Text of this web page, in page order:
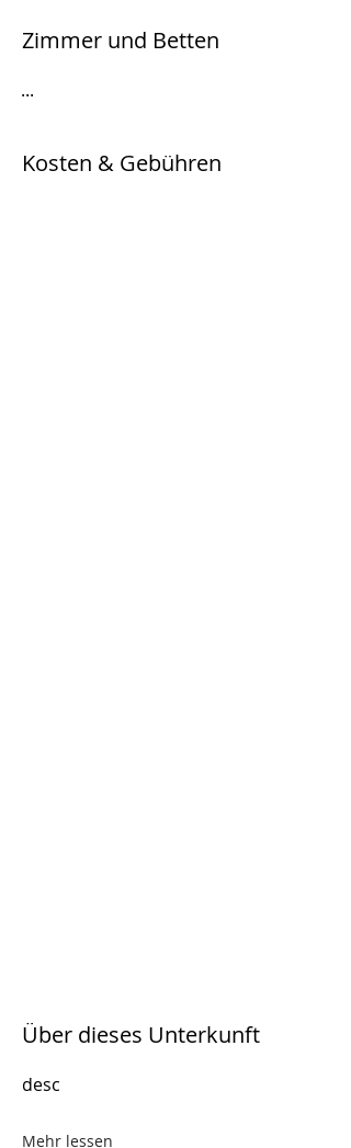
Zimmer und Betten
...
Kosten & Gebühren
Über dieses Unterkunft
desc
Mehr lessen